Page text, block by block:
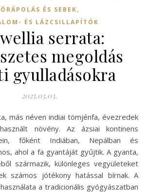
ÉS SEBEK,
ÉS LÁZCSILLAPÍTÓK
serrata:
megoldás
gyulladásokra
2025.03.03.
növény. Az ázsiai kontinens
főként Indiában, Nepálban és
ahol a fa gyantáját gyűjtik. A gyanta,
származik, különleges vegyületeket
számos jótékony hatással bírnak. A
a tradicionális gyógyászatban